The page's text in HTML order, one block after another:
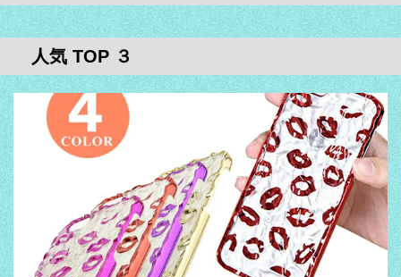
人気 TOP ３